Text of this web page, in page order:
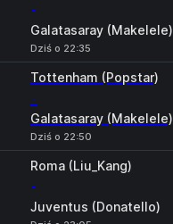
-
Galatasaray (Makelele)
Dziś o 22:35
Tottenham (Popstar)
-
Galatasaray (Makelele)
Dziś o 22:50
Roma (Liu_Kang)
-
Juventus (Donatello)